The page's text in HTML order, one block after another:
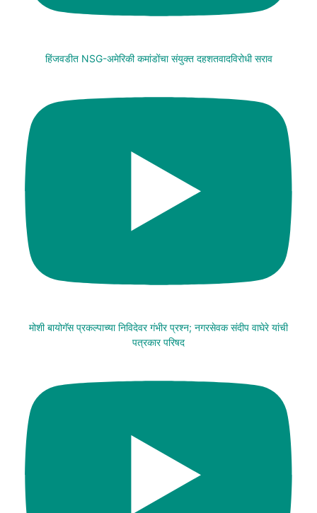
हिंजवडीत NSG-अमेरिकी कमांडोंचा संयुक्त दहशतवादविरोधी सराव
मोशी बायोगॅस प्रकल्पाच्या निविदेवर गंभीर प्रश्न; नगरसेवक संदीप वाघेरे यांची
पत्रकार परिषद